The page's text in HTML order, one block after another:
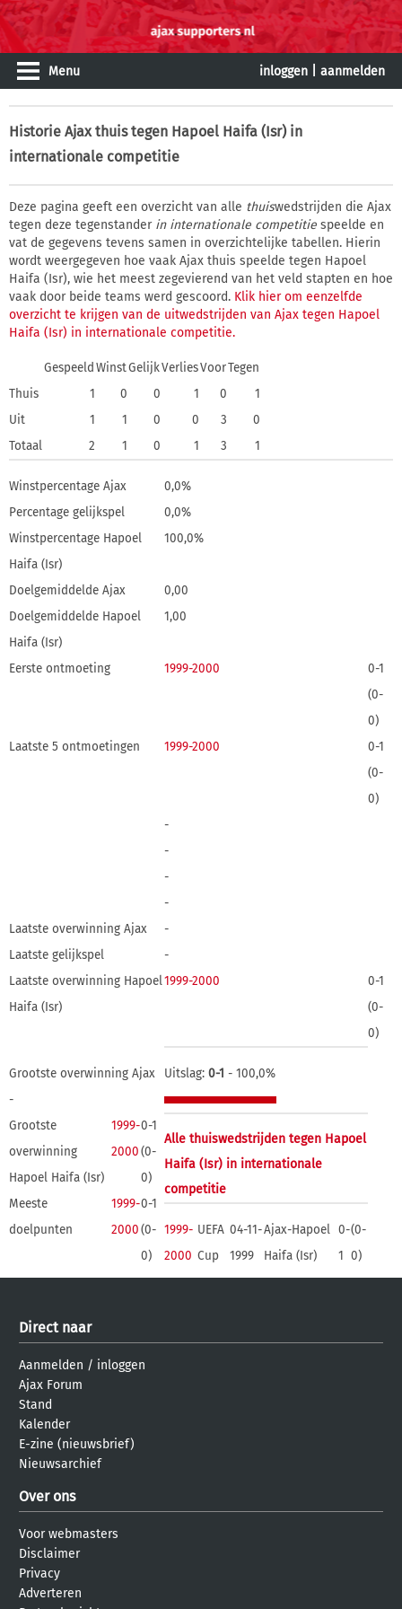
Menu inloggen aanmelden
Historie Ajax thuis tegen Hapoel Haifa (Isr) in
internationale competitie
Deze pagina geeft een overzicht van alle thuiswedstrijden die Ajax
tegen deze tegenstander in internationale competitie speelde en
vat de gegevens tevens samen in overzichtelijke tabellen. Hierin
wordt weergegeven hoe vaak Ajax thuis speelde tegen Hapoel
Haifa (Isr), wie het meest zegevierend van het veld stapten en hoe
vaak door beide teams werd gescoord. Klik hier om eenzelfde
overzicht te krijgen van de uitwedstrijden van Ajax tegen Hapoel
Haifa (Isr) in internationale competitie.
Gespeeld WinstGelijkVerliesVoorTegen
Thuis
1 0 0 1 0
1
Uit
1 1 0 0 3
0
Totaal
2 1 0 1 3 1
Winstpercentage Ajax
0,0%
Percentage gelijkspel
0,0%
Winstpercentage Hapoel
Haifa (Isr)
100,0%
Doelgemiddelde Ajax
0,00
Doelgemiddelde Hapoel
Haifa (Isr)
1,00
Eerste ontmoeting 1999-2000
0-1
(0-
0)
Laatste 5 ontmoetingen
1999-2000
0-1
(0-
0)
-
-
-
-
Laatste overwinning Ajax
-
Laatste gelijkspel
-
Laatste overwinning Hapoel
Haifa (Isr)
1999-2000
0-1
(0-
0)
Grootste overwinning Ajax
-
Grootste
overwinning
Hapoel Haifa (Isr)
1999-
2000
0-1
(0-
0)
Meeste
doelpunten
1999-
2000
0-1
(0-
0)
Uitslag: 0-1 - 100,0%
Alle thuiswedstrijden tegen Hapoel
Haifa (Isr) in internationale
competitie
1999-
2000
UEFA
Cup
04-11-
1999
Ajax-Hapoel
Haifa (Isr)
0-
1
(0-
0)
Direct naar
Aanmelden / inloggen
Ajax Forum
Stand
Kalender
E-zine (nieuwsbrief)
Nieuwsarchief
Over ons
Voor webmasters
Disclaimer
Privacy
Adverteren